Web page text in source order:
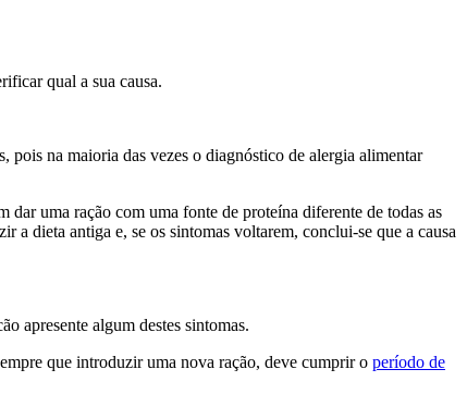
qual a sua causa.
pois na maioria das vezes o diagnóstico de alergia alimentar
dar uma ração com uma fonte de proteína diferente de todas as
a dieta antiga e, se os sintomas voltarem, conclui-se que a causa
apresente algum destes sintomas.
que introduzir uma nova ração, deve cumprir o período de